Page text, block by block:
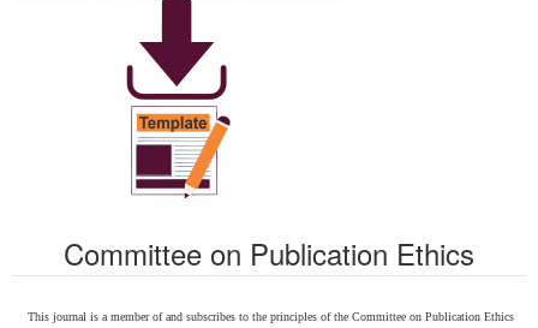
Committee on Publication Ethics
This journal is a member of and subscribes to the principles of the Committee on Publication Ethics